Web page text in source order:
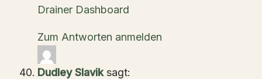
Drainer Dashboard
Zum Antworten anmelden
Dudley Slavik sagt: